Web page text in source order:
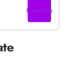
Compre